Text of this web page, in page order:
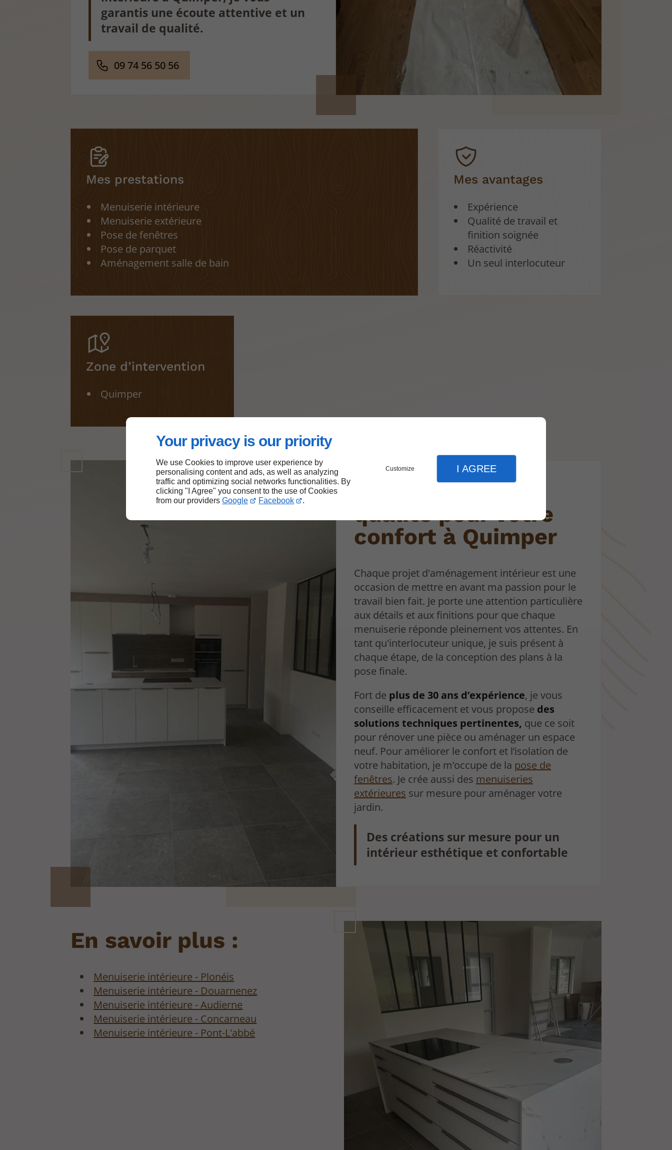
Your privacy is our priority
We use Cookies to improve user experience by
personalising content and ads, as well as analyzing
traffic and optimizing social networks functionalities. By
clicking "I Agree" you consent to the use of Cookies
from our providers Google Facebook .
Customize I AGREE
garantis une écoute attentive et un
travail de qualité.
09 74 56 50 56
Mes prestations
Menuiserie intérieure
Menuiserie extérieure
Pose de fenêtres
Pose de parquet
Aménagement salle de bain
Mes avantages
Expérience
Qualité de travail et
finition soignée
Réactivité
Un seul interlocuteur
Zone d’intervention
Quimper
Menuiserie de
qualité pour votre
confort à Quimper
Chaque projet d'aménagement intérieur est une
occasion de mettre en avant ma passion pour le
travail bien fait. Je porte une attention particulière
aux détails et aux finitions pour que chaque
menuiserie réponde pleinement vos attentes. En
tant qu'interlocuteur unique, je suis présent à
chaque étape, de la conception des plans à la
pose finale.
Fort de plus de 30 ans d’expérience, je vous
conseille efficacement et vous propose des
solutions techniques pertinentes, que ce soit
pour rénover une pièce ou aménager un espace
neuf. Pour améliorer le confort et l’isolation de
votre habitation, je m’occupe de la pose de
fenêtres. Je crée aussi des menuiseries
extérieures sur mesure pour aménager votre
jardin.
Des créations sur mesure pour un
intérieur esthétique et confortable
En savoir plus :
Menuiserie intérieure - Plonéis
Menuiserie intérieure - Douarnenez
Menuiserie intérieure - Audierne
Menuiserie intérieure - Concarneau
Menuiserie intérieure - Pont-L'abbé